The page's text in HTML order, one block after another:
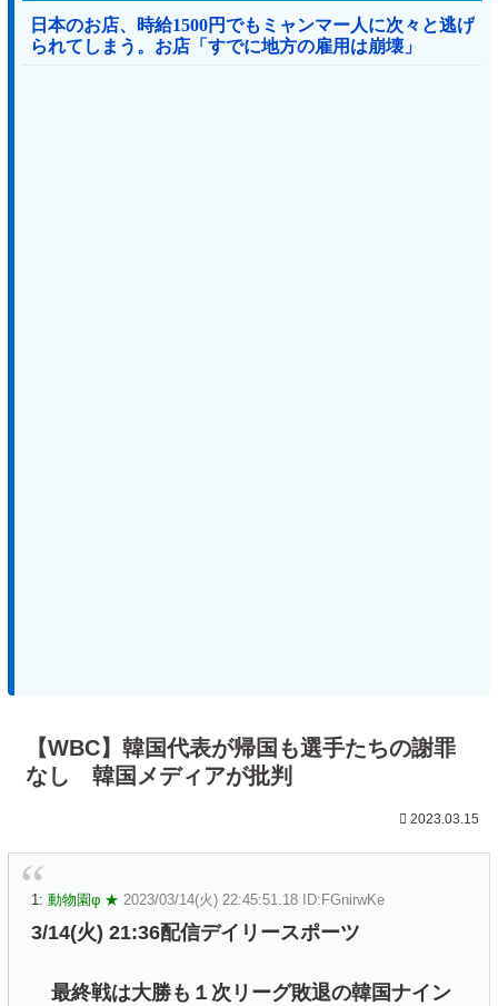
日本のお店、時給1500円でもミャンマー人に次々と逃げ
られてしまう。お店「すでに地方の雇用は崩壊」
【WBC】韓国代表が帰国も選手たちの謝罪
なし 韓国メディアが批判
2023.03.15
1: 動物園φ ★ 2023/03/14(火) 22:45:51.18 ID:FGnirwKe
3/14(火) 21:36配信デイリースポーツ
最終戦は大勝も１次リーグ敗退の韓国ナイン